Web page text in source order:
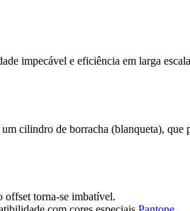
impecável e eficiência em larga
cilindro de borracha (blanqueta),
offset torna-se imbatível.